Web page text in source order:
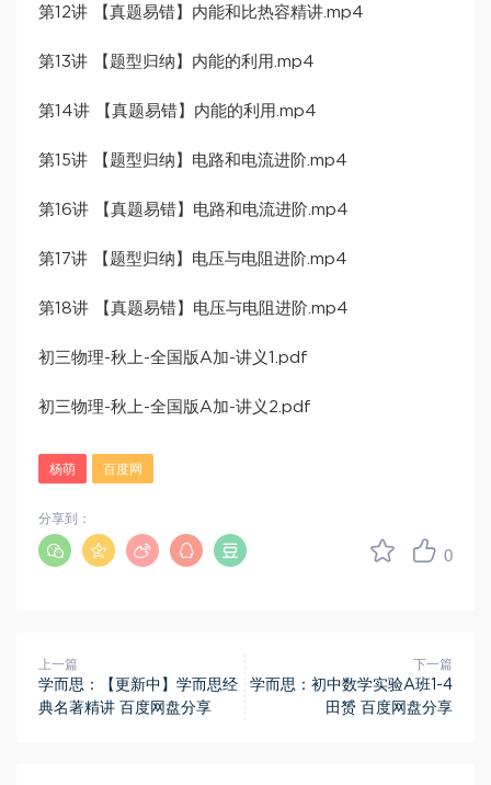
第12讲 【真题易错】内能和比热容精讲.mp4
第13讲 【题型归纳】内能的利用.mp4
第14讲 【真题易错】内能的利用.mp4
第15讲 【题型归纳】电路和电流进阶.mp4
第16讲 【真题易错】电路和电流进阶.mp4
第17讲 【题型归纳】电压与电阻进阶.mp4
第18讲 【真题易错】电压与电阻进阶.mp4
初三物理-秋上-全国版A加-讲义1.pdf
初三物理-秋上-全国版A加-讲义2.pdf
杨萌 百度网
0
分享到：
上一篇
学而思：【更新中】学而思经
典名著精讲 百度网盘分享
下一篇
学而思：初中数学实验A班1-4
田赟 百度网盘分享